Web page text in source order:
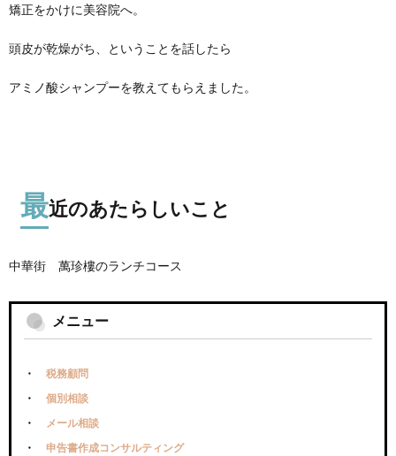
矯正をかけに美容院へ。
頭皮が乾燥がち、ということを話したら
アミノ酸シャンプーを教えてもらえました。
最近のあたらしいこと
中華街 萬珍樓のランチコース
メニュー
税務顧問
個別相談
メール相談
申告書作成コンサルティング